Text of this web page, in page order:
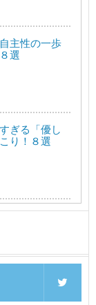
主性の一歩
選
ぎる「優し
り！８選